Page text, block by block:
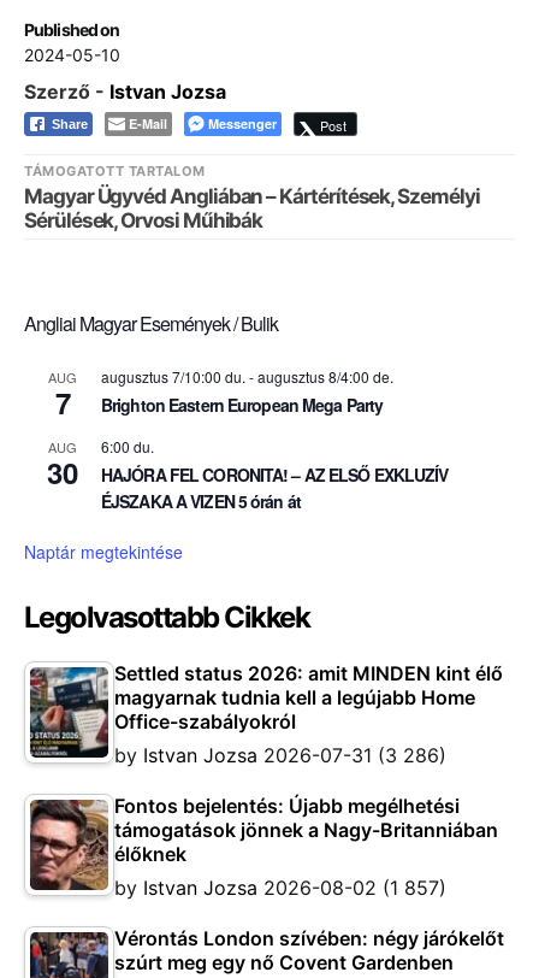
Published on
2024-05-10
Szerző - Istvan Jozsa
Share E-Mail Messenger Post
TÁMOGATOTT TARTALOM
Magyar Ügyvéd Angliában – Kártérítések, Személyi
Sérülések, Orvosi Műhibák
Angliai Magyar Események / Bulik
AUG
7
augusztus 7/10:00 du. -augusztus 8/4:00 de.
Brighton Eastern European Mega Party
AUG
30
6:00 du.
HAJÓRA FEL CORONITA! – AZ ELSŐ EXKLUZÍV
ÉJSZAKA A VIZEN 5 órán át
Naptár megtekintése
Legolvasottabb Cikkek
Settled status 2026: amit MINDEN kint élő
magyarnak tudnia kell a legújabb Home
Office-szabályokról
by Istvan Jozsa 2026-07-31 (3 286)
Fontos bejelentés: Újabb megélhetési
támogatások jönnek a Nagy-Britanniában
élőknek
by Istvan Jozsa 2026-08-02 (1 857)
Vérontás London szívében: négy járókelőt
szúrt meg egy nő Covent Gardenben